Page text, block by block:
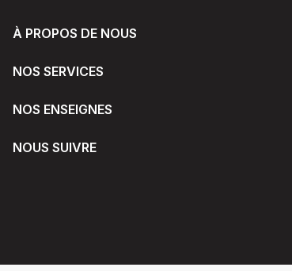
À PROPOS DE NOUS
NOS SERVICES
NOS ENSEIGNES
NOUS SUIVRE